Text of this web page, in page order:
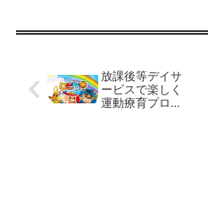
放課後等デイサ
ービスで楽しく
運動療育プログ